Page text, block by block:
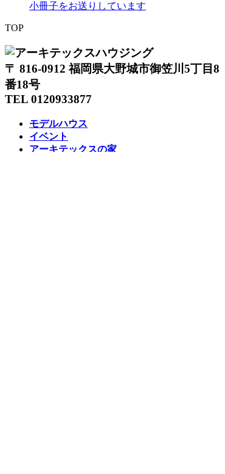
小冊子をお送りしています
TOP
〒 816-0912 福岡県大野城市御笠川5丁目8
番18号
TEL 0120933877
モデルハウス
イベント
アーキテックスの家